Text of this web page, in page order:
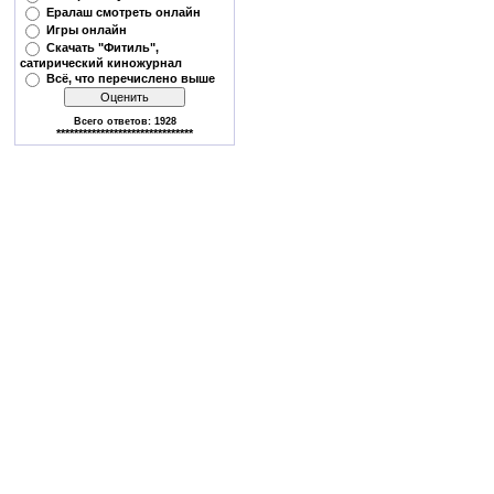
Ералаш смотреть онлайн
Игры онлайн
Скачать "Фитиль",
сатирический киножурнал
Всё, что перечислено выше
Всего ответов: 1928
*******************************